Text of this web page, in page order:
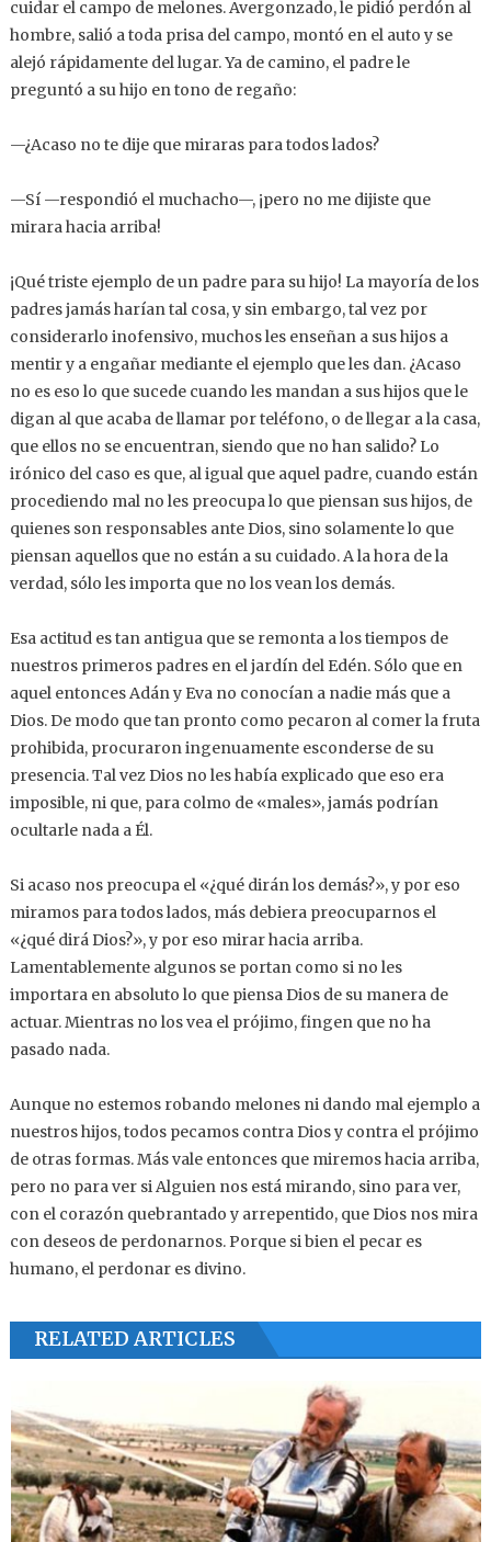
cuidar el campo de melones. Avergonzado, le pidió perdón al
hombre, salió a toda prisa del campo, montó en el auto y se
alejó rápidamente del lugar. Ya de camino, el padre le
preguntó a su hijo en tono de regaño:
—¿Acaso no te dije que miraras para todos lados?
—Sí —respondió el muchacho—, ¡pero no me dijiste que
mirara hacia arriba!
¡Qué triste ejemplo de un padre para su hijo! La mayoría de los
padres jamás harían tal cosa, y sin embargo, tal vez por
considerarlo inofensivo, muchos les enseñan a sus hijos a
mentir y a engañar mediante el ejemplo que les dan. ¿Acaso
no es eso lo que sucede cuando les mandan a sus hijos que le
digan al que acaba de llamar por teléfono, o de llegar a la casa,
que ellos no se encuentran, siendo que no han salido? Lo
irónico del caso es que, al igual que aquel padre, cuando están
procediendo mal no les preocupa lo que piensan sus hijos, de
quienes son responsables ante Dios, sino solamente lo que
piensan aquellos que no están a su cuidado. A la hora de la
verdad, sólo les importa que no los vean los demás.
Esa actitud es tan antigua que se remonta a los tiempos de
nuestros primeros padres en el jardín del Edén. Sólo que en
aquel entonces Adán y Eva no conocían a nadie más que a
Dios. De modo que tan pronto como pecaron al comer la fruta
prohibida, procuraron ingenuamente esconderse de su
presencia. Tal vez Dios no les había explicado que eso era
imposible, ni que, para colmo de «males», jamás podrían
ocultarle nada a Él.
Si acaso nos preocupa el «¿qué dirán los demás?», y por eso
miramos para todos lados, más debiera preocuparnos el
«¿qué dirá Dios?», y por eso mirar hacia arriba.
Lamentablemente algunos se portan como si no les
importara en absoluto lo que piensa Dios de su manera de
actuar. Mientras no los vea el prójimo, fingen que no ha
pasado nada.
Aunque no estemos robando melones ni dando mal ejemplo a
nuestros hijos, todos pecamos contra Dios y contra el prójimo
de otras formas. Más vale entonces que miremos hacia arriba,
pero no para ver si Alguien nos está mirando, sino para ver,
con el corazón quebrantado y arrepentido, que Dios nos mira
con deseos de perdonarnos. Porque si bien el pecar es
humano, el perdonar es divino.
RELATED ARTICLES